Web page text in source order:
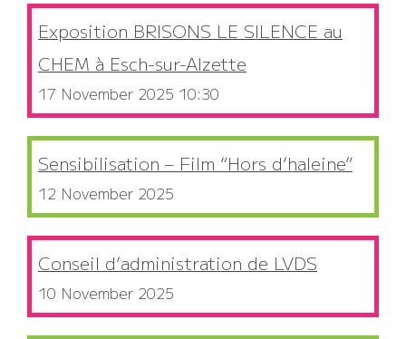
Exposition BRISONS LE SILENCE au
CHEM à Esch-sur-Alzette
17 November 2025 10:30
Sensibilisation – Film “Hors d’haleine”
12 November 2025
Conseil d’administration de LVDS
10 November 2025